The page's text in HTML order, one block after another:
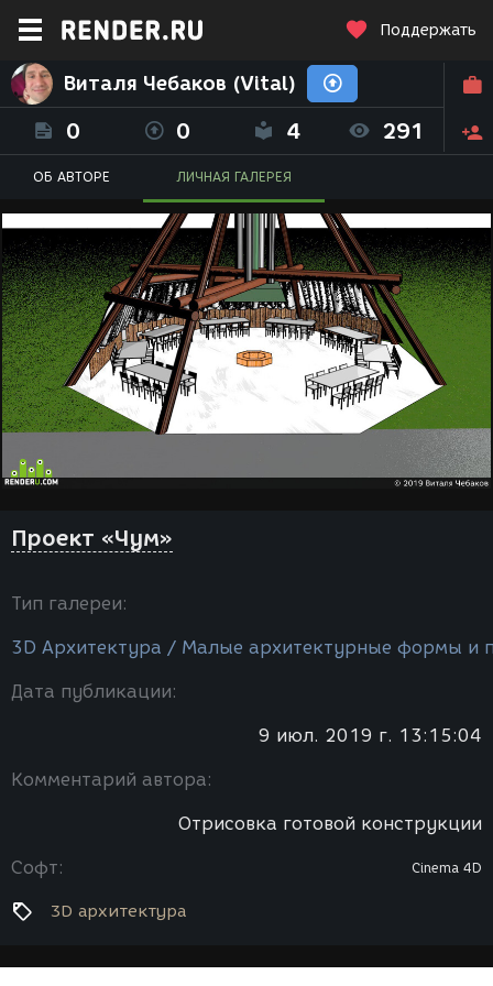
Поддержать
Виталя Чебаков (Vital)
0 0 4 291
ОБ АВТОРЕ ЛИЧНАЯ ГАЛЕРЕЯ
Проект «Чум»
Тип галереи:
3D Архитектура / Малые архитектурные формы и
Дата публикации:
9 июл. 2019 г. 13:15:04
Комментарий автора:
Отрисовка готовой конструкции
Софт: Cinema 4D
3D архитектура